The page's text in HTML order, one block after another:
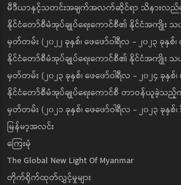
မီဒီယာနှင့်သတင်းအချက်အလက်ဆိုင်ရာ သိနားလည်
နိုင်ငံတော်စီမံအုပ်ချုပ်ရေးကောင်စီ၏ နိုင်ငံအကျိုး
မှတ်တမ်း (၂၀၂၂ ခုနှစ်၊ ဖေဖော်ဝါရီလ - ၂၀၂၃ ခုနှစ်
နိုင်ငံတော်စီမံအုပ်ချုပ်ရေးကောင်စီ၏ နိုင်ငံအကျိုး
မှတ်တမ်း (၂၀၂၃ ခုနှစ်၊ ဖေဖော်ဝါရီလ - ၂၀၂၄ ခုနှစ်
နိုင်ငံတော်စီမံအုပ်ချုပ်ရေးကောင်စီ တာဝန်ယူခဲ့သ
မှတ်တမ်း (၂၀၂၁ ခုနှစ်၊ ဖေဖော်ဝါရီလ - ၂၀၂၃ ခုနှစ်
မြန်မာ့အလင်း
ကြေးမုံ
The Global New Light Of Myanmar
တိုက်ရိုက်ထုတ်လွှင့်မှုများ